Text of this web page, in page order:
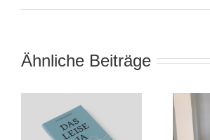
Ähnliche Beiträge